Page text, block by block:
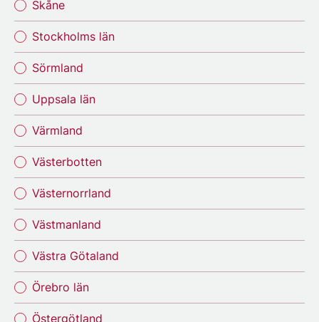
Skåne
Stockholms län
Sörmland
Uppsala län
Värmland
Västerbotten
Västernorrland
Västmanland
Västra Götaland
Örebro län
Östergötland